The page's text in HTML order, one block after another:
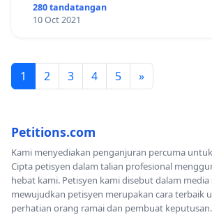
280 tandatangan
10 Oct 2021
1 2 3 4 5 »
Petitions.com
Kami menyediakan penganjuran percuma
Cipta petisyen dalam talian profesional
hebat kami. Petisyen kami disebut dalam media
mewujudkan petisyen merupakan cara terbaik
perhatian orang ramai dan pembuat keputusan.